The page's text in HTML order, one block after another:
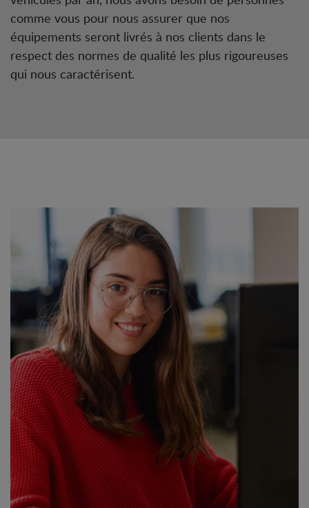
comme vous pour nous assurer que nos
équipements seront livrés à nos clients dans le
respect des normes de qualité les plus rigoureuses
qui nous caractérisent.